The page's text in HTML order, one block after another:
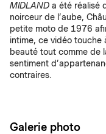
MIDLAND a été réalisé
noirceur de l’aube,
petite moto de 1976
intime, ce vidéo touche
beauté tout comme de
sentiment
contraires.
Galerie photo